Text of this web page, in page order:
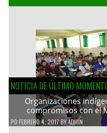
NOTICIA DE ÚLTIMO
Organizaciones
compromisos con el
PD FEBRERO 4, 2017 BYADMIN